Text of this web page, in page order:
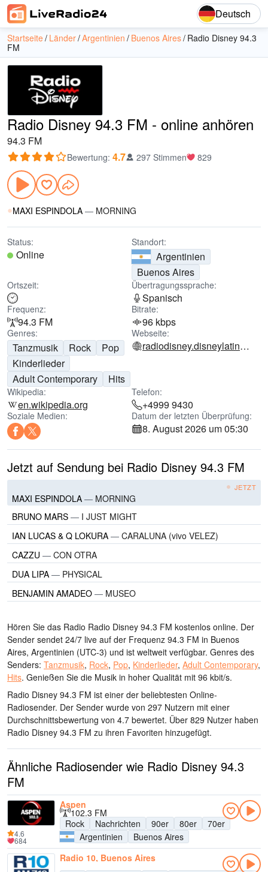
Deutsch
Startseite Länder Argentinien Buenos Aires Radio Disney 94.3
FM
Radio Disney 94.3 FM - online anhören
94.3 FM
Bewertung: 4.7 297 Stimmen 829
MAXI ESPINDOLA — MORNING
Status:
Online
Standort:
Argentinien
Buenos Aires
Ortszeit: Übertragungssprache:
Spanisch
Frequenz:
94.3 FM
Bitrate:
96 kbps
Genres:
Tanzmusik Rock
Pop
Kinderlieder
Adult Contemporary
Hits
Webseite:
radiodisney.disneylatino.com
Wikipedia:
en.wikipedia.org
Telefon:
+4999 9430
Soziale Medien: Datum der letzten Überprüfung:
8. August 2026 um 05:30
Jetzt auf Sendung bei Radio Disney 94.3 FM
JETZT
MAXI ESPINDOLA — MORNING
BRUNO MARS — I JUST MIGHT
IAN LUCAS & Q LOKURA — CARALUNA (vivo VELEZ)
CAZZU — CON OTRA
DUA LIPA — PHYSICAL
BENJAMIN AMADEO — MUSEO
Hören Sie das Radio Radio Disney 94.3 FM kostenlos online. Der
Sender sendet 24/7 live auf der Frequenz 94.3 FM in Buenos
Aires, Argentinien (UTC-3) und ist weltweit verfügbar. Genres des
Senders: Tanzmusik, Rock, Pop, Kinderlieder, Adult Contemporary,
Hits. Genießen Sie die Musik in hoher Qualität mit 96 kbit/s.
Radio Disney 94.3 FM ist einer der beliebtesten Online-
Radiosender. Der Sender wurde von 297 Nutzern mit einer
Durchschnittsbewertung von 4.7 bewertet. Über 829 Nutzer haben
Radio Disney 94.3 FM zu ihren Favoriten hinzugefügt.
Ähnliche Radiosender wie Radio Disney 94.3
FM
Aspen
102.3 FM
Rock
Nachrichten 90er 80er
70er
Argentinien
Buenos Aires
4.6
684
Radio 10, Buenos Aires